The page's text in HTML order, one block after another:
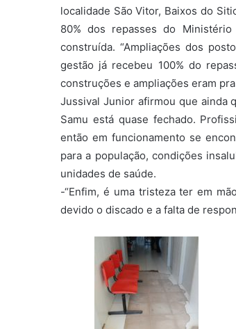
localidade São Vitor, Baixos do
80% dos repasses do
construída. “Ampliações dos
gestão já recebeu 100% do
construções e ampliações eram
Jussival Junior afirmou que ainda
Samu está quase fechado.
então em funcionamento se
para a população, condições
unidades de saúde.
-“Enfim, é uma tristeza ter em
devido o discado e a falta de